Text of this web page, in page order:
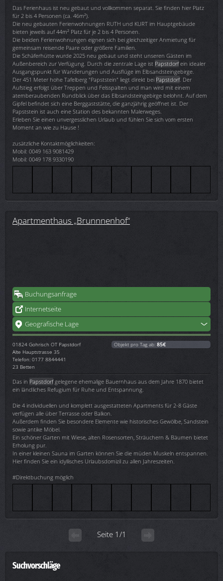
Das Ferienhaus ist neu gebaut und vollkommen separat. Sie finden hier Platz
für 2 bis 4 Personen (ca. 46m²).
Die neu gebauten Ferienwohnungen RUTH und KURT im Hauptgebäude
bieten jeweils auf 44m² Platz für je 2 bis 4 Personen.
Die beiden Ferienwohnungen eignen sich bei gleichzeitiger Anmietung für
gemeinsam reisende Paare oder größere Familien.
Die Schäferhütte wurde 2025 neu gebaut und steht unseren Gästen im
Außenbereich zur Verfügung. Durch die zentrale Lage ist Papstdorfein idealer
Ausgangspunkt für Wanderungen und Ausflüge im Elbsandsteingebirge.
Der 451 Meter hohe Tafelberg "Papststein" liegt direkt bei Papstdorf. Der
Aufstieg erfolgt über Treppen und Felsspalten und man wird mit einem
atemberaubenden Rundblick über das Elbsandsteingebirge belohnt. Auf dem
Gipfel befindet sich eine Berggaststätte, die ganzjährig geöffnet ist. Der
Papststein ist auch eine Station des bekannten Malerweges.
Erleben Sie einen unvergesslichen Urlaub und fühlen Sie sich vom ersten
Moment an wie zu Hause !
zusätzliche Kontaktmöglichkeiten:
Mobil: 0049 163 9081429
Mobil: 0049 178 9330190
Apartmenthaus „Brunnnenhof“
Buchungsanfrage
Internetseite
Geografische Lage
01824 Gohrisch OT Papstdorf
Alte Hauptstrasse 35
Telefon: 0177 8844441
23 Betten
Objekt pro Tag ab: 85€
Das in Papstdorfgelegene ehemalige Bauernhaus aus dem Jahre 1870 bietet
ein ländliches Refugium für Ruhe und Entspannung.
Die 4 individuellen und komplett ausgestatteten Apartments für 2-8 Gäste
verfügen alle über Terrasse oder Balkon.
Außerdem finden Sie besondere Elemente wie historisches Gewölbe, Sandstein
sowie antike Möbel.
Ein schöner Garten mit Wiese, alten Rosensorten, Sträuchern & Bäumen bietet
Erholung pur.
In einer kleinen Sauna im Garten können Sie die müden Muskeln entspannen.
Hier finden Sie ein idyllisches Urlaubsdomizil zu allen Jahreszeiten.
#Direktbuchung möglich
Seite 1/1
Suchvorschläge